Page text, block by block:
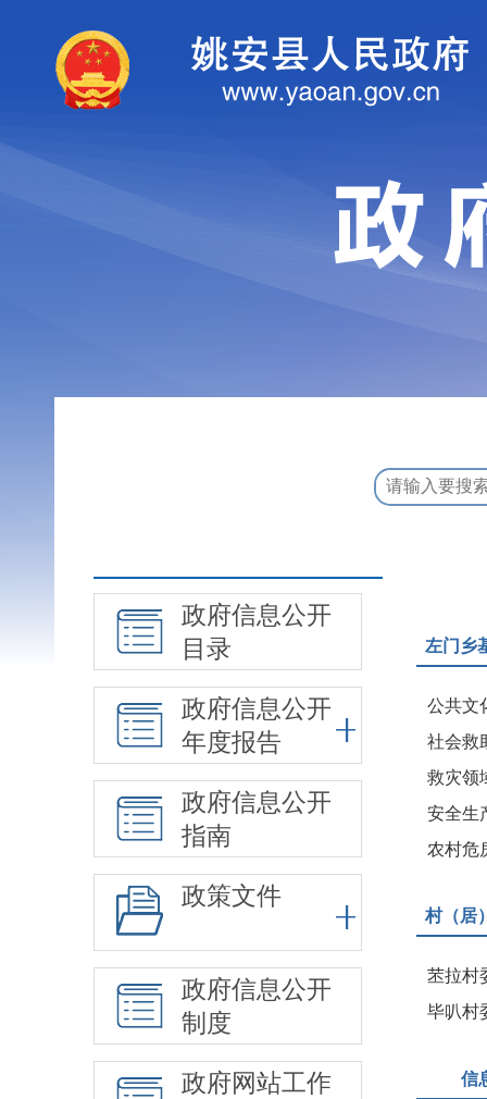
政府信息公开
目录
政府信息公开
年度报告
政府信息公开
指南
政策文件
政府信息公开
制度
政府网站工作
左门乡
公共文
社会救
救灾领
安全生
农村危
村（居
苤拉村
毕叭村
信